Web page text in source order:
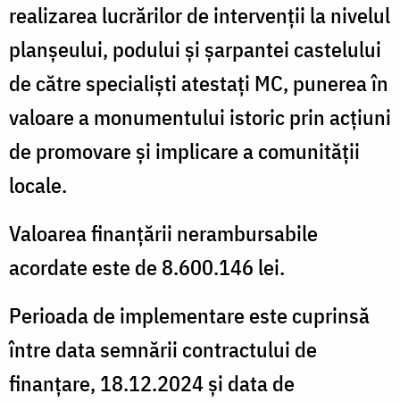
realizarea lucrărilor de intervenții la nivelul
planșeului, podului și șarpantei castelului
de către specialiști atestați MC, punerea în
valoare a monumentului istoric prin acțiuni
de promovare și implicare a comunității
locale.
Valoarea finanțării nerambursabile
acordate este de 8.600.146 lei.
Perioada de implementare este cuprinsă
între data semnării contractului de
finanțare, 18.12.2024 și data de